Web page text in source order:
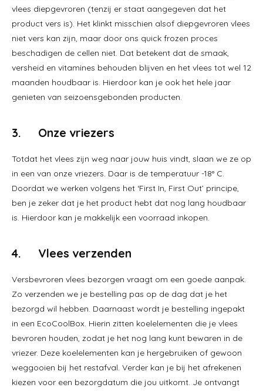
vlees diepgevroren (tenzij er staat aangegeven dat het
product vers is). Het klinkt misschien alsof diepgevroren vlees
niet vers kan zijn, maar door ons quick frozen proces
beschadigen de cellen niet. Dat betekent dat de smaak,
versheid en vitamines behouden blijven en het vlees tot wel 12
maanden houdbaar is. Hierdoor kan je ook het hele jaar
genieten van seizoensgebonden producten.
3. Onze vriezers
Totdat het vlees zijn weg naar jouw huis vindt, slaan we ze op
in een van onze vriezers. Daar is de temperatuur -18° C.
Doordat we werken volgens het ‘First In, First Out’ principe,
ben je zeker dat je het product hebt dat nog lang houdbaar
is. Hierdoor kan je makkelijk een voorraad inkopen.
4. Vlees verzenden
Versbevroren vlees bezorgen vraagt om een goede aanpak.
Zo verzenden we je bestelling pas op de dag dat je het
bezorgd wil hebben. Daarnaast wordt je bestelling ingepakt
in een EcoCoolBox. Hierin zitten koelelementen die je vlees
bevroren houden, zodat je het nog lang kunt bewaren in de
vriezer. Deze koelelementen kan je hergebruiken of gewoon
weggooien bij het restafval. Verder kan je bij het afrekenen
kiezen voor een bezorgdatum die jou uitkomt. Je ontvangt